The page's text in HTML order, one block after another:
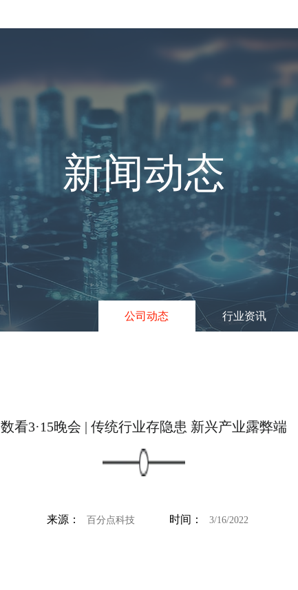
新闻动态
公司动态 行业资讯
数看3·15晚会 | 传统行业存隐患 新兴产业露弊端
来源： 百分点科技 时间： 3/16/2022